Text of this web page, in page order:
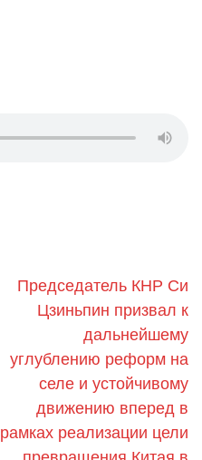
Председатель КНР Си
Цзиньпин призвал к
дальнейшему
углублению реформ на
селе и устойчивому
движению вперед в
рамках реализации цели